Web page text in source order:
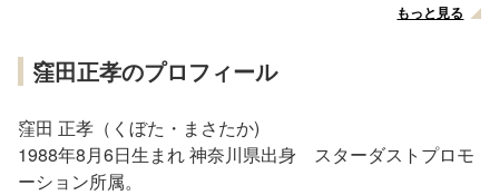
もっと見る
窪田正孝のプロフィール
窪田 正孝（くぼた・まさたか)
1988年8月6日生まれ 神奈川県出身 スターダストプロモ
ーション所属。